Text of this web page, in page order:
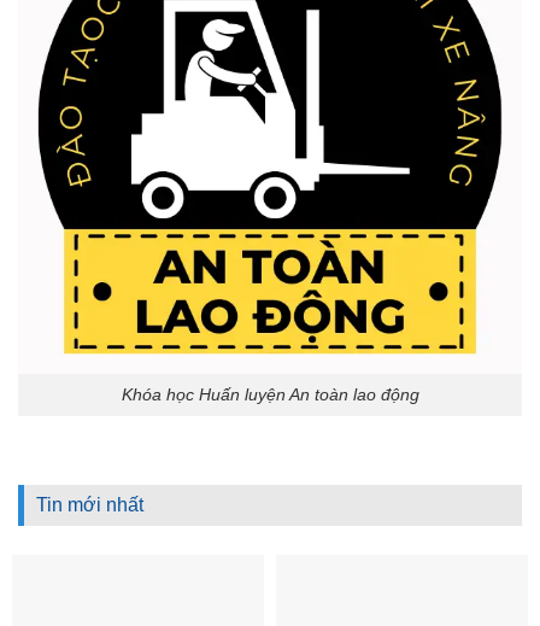
Khóa học Huấn luyện An toàn lao động
Tin mới nhất